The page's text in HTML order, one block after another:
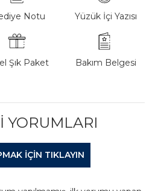
Notu Yüzük İçi Yazısı
Şık Paket Bakım Belgesi
YORUMLARI
IÇIN TIKLAYIN